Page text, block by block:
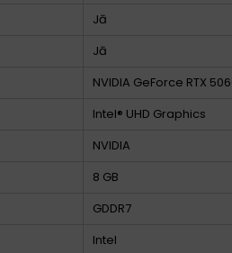
Jā
Jā
NVIDIA GeForce RTX
Intel® UHD Graphics
NVIDIA
8 GB
GDDR7
Intel